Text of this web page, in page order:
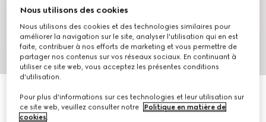
7
Sacs à bandoulière GG Emblem petit format
€ 1.650
Nous utilisons des cookies
Nous utilisons des cookies et des technologies similaires pour
améliorer la navigation sur le site, analyser l'utilisation qui en est
faite, contribuer à nos efforts de marketing et vous permettre de
partager nos contenus sur vos réseaux sociaux. En continuant à
utiliser ce site web, vous acceptez les présentes conditions
d'utilisation.
Pour plus d'informations sur ces technologies et leur utilisation sur
ce site web, veuillez consulter notre
Politique en matière de
cookies.